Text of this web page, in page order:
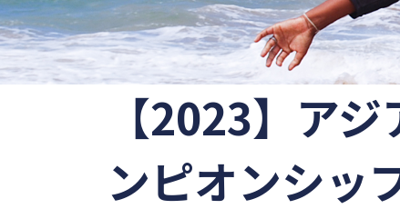
ッ
プ
【2023】ア
ンピオンシッ